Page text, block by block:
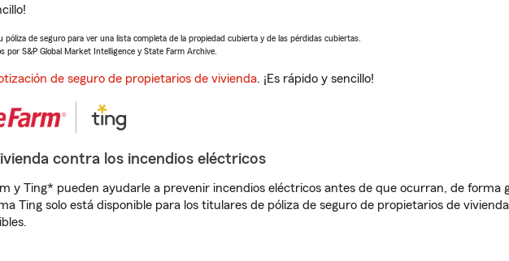
póliza de seguro para ver una lista completa de la propiedad cubierta y de las pérdidas cubiertas.
por S&P Global Market Intelligence y State Farm Archive.
de seguro de propietarios de vivienda. ¡Es rápido y sencillo!
contra los incendios eléctricos
y Ting* pueden ayudarle a prevenir incendios eléctricos antes de que ocurran, de forma
Ting solo está disponible para los titulares de póliza de seguro de propietarios de